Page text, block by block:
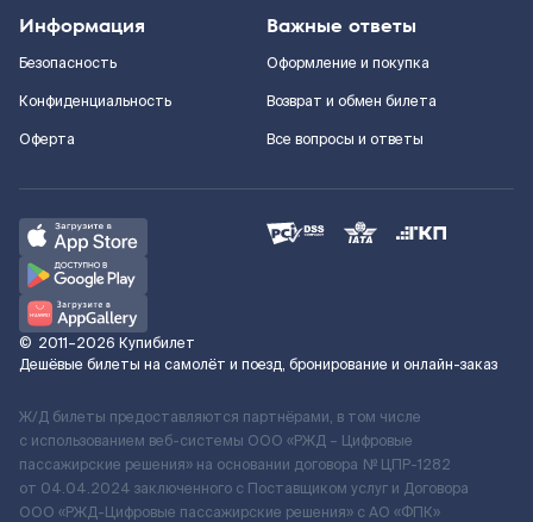
Информация
Безопасность
Конфиденциальность
Оферта
Важные ответы
Оформление и покупка
Возврат и обмен билета
Все вопросы и ответы
© 2011–2026 Купибилет
Дешёвые билеты на самолёт и поезд, бронирование и онлайн-заказ
Ж/Д билеты предоставляются партнёрами, в том числе
с использованием веб-системы ООО «РЖД – Цифровые
пассажирские решения» на основании договора № ЦПР-1282
от 04.04.2024 заключенного с Поставщиком услуг и Договора
ООО «РЖД-Цифровые пассажирские решения» c АО «ФПК»